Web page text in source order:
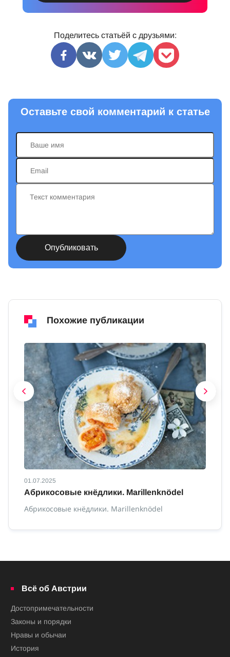
Поделитесь статьёй с друзьями:
Оставьте свой комментарий к статье
Похожие публикации
01.07.2025
Абрикосовые кнёдлики. Marillenknödel
Абрикосовые кнёдлики. Marillenknödel
Всё об Австрии
Достопримечательности
Законы и порядки
Нравы и обычаи
История